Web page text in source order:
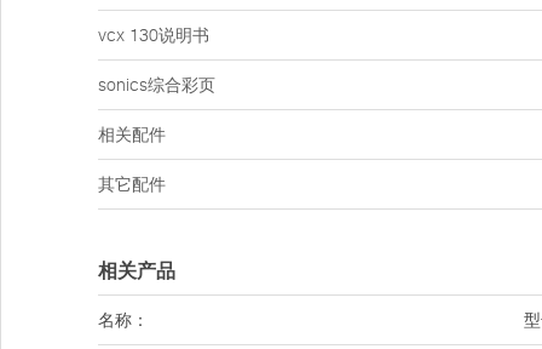
vcx 130说明书
sonics综合彩页
相关配件
其它配件
相关产品
名称：